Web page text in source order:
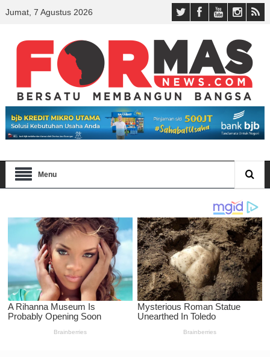
Jumat, 7 Agustus 2026
Menu